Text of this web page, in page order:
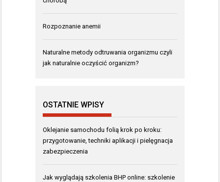
Rozpoznanie anemii
Naturalne metody odtruwania organizmu czyli
jak naturalnie oczyścić organizm?
OSTATNIE WPISY
Oklejanie samochodu folią krok po kroku:
przygotowanie, techniki aplikacji i pielęgnacja
zabezpieczenia
Jak wyglądają szkolenia BHP online: szkolenie